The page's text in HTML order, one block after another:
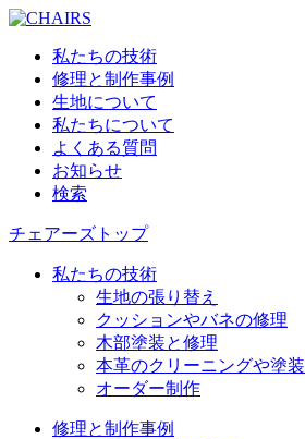
私たちの技術
修理と制作事例
生地について
私たちについて
よくある質問
お知らせ
検索
チェアーズトップ
私たちの技術
生地の張り替え
クッションやバネの修理
木部塗装と修理
本革のクリーニングや塗装
オーダー制作
修理と制作事例